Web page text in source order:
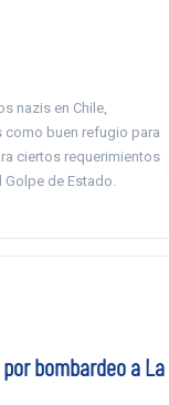
nazis en Chile,
como buen refugio para
ciertos requerimientos
Golpe de Estado.
bombardeo a La